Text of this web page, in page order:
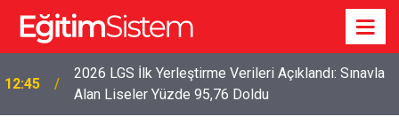
12:45
2026 LGS İlk Yerleştirme Verileri Açıklandı: Sınavla
Alan Liseler Yüzde 95,76 Doldu